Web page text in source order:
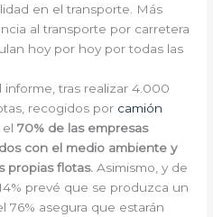
en el transporte. Más
al transporte por carretera
hoy por hoy por todas las
tras realizar 4.000
recogidos por camión
el70% de las empresas
con el medio ambiente y
propias flotas. Asimismo, y de
prevé que se produzca un
76% asegura que estarán